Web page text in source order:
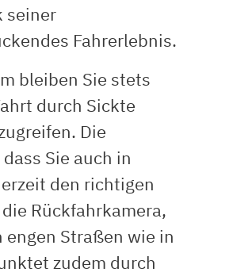
seiner
Fahrerlebnis.
bleiben Sie stets
durch Sickte
Die
Sie auch in
den richtigen
Rückfahrkamera,
Straßen wie in
zudem durch